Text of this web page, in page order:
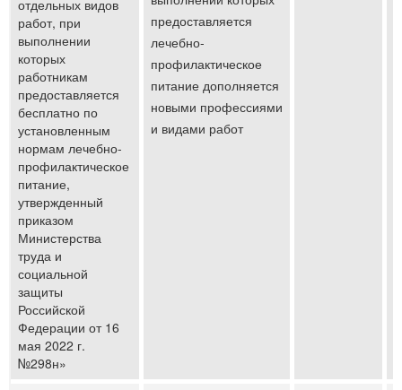
отдельных видов
работ, при
выполнении
которых
работникам
предоставляется
бесплатно по
установленным
нормам лечебно-
профилактическое
питание,
утвержденный
приказом
Министерства
труда и
социальной
защиты
Российской
Федерации от 16
мая 2022 г.
№298н»
предоставляется
лечебно-
профилактическое
питание дополняется
новыми профессиями
и видами работ